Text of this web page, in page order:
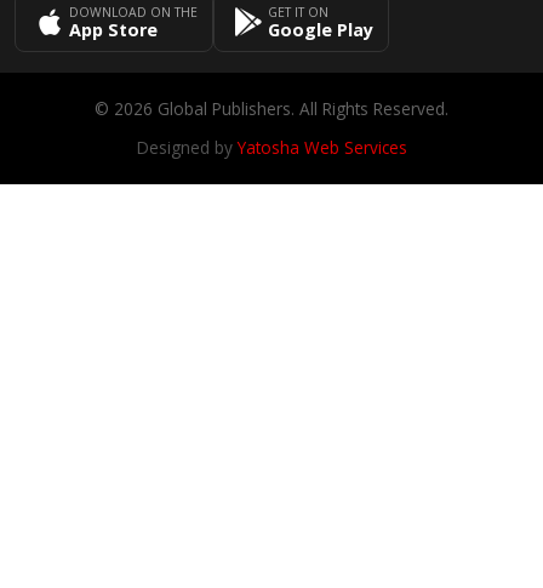
DOWNLOAD ON THE
App Store
GET IT ON
Google Play
© 2026 Global Publishers. All Rights Reserved.
Designed byYatosha Web Services